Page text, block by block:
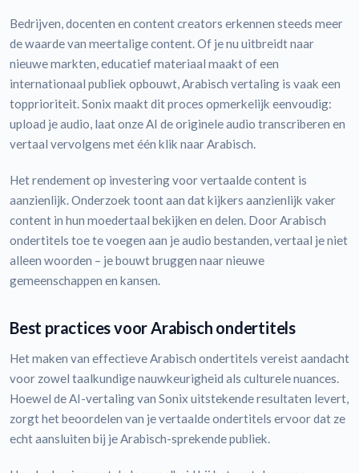
Bedrijven, docenten en content creators erkennen steeds meer
de waarde van meertalige content. Of je nu uitbreidt naar
nieuwe markten, educatief materiaal maakt of een
internationaal publiek opbouwt, Arabisch vertaling is vaak een
topprioriteit. Sonix maakt dit proces opmerkelijk eenvoudig:
upload je audio, laat onze AI de originele audio transcriberen en
vertaal vervolgens met één klik naar Arabisch.
Het rendement op investering voor vertaalde content is
aanzienlijk. Onderzoek toont aan dat kijkers aanzienlijk vaker
content in hun moedertaal bekijken en delen. Door Arabisch
ondertitels toe te voegen aan je audio bestanden, vertaal je niet
alleen woorden – je bouwt bruggen naar nieuwe
gemeenschappen en kansen.
Best practices voor Arabisch ondertitels
Het maken van effectieve Arabisch ondertitels vereist aandacht
voor zowel taalkundige nauwkeurigheid als culturele nuances.
Hoewel de AI-vertaling van Sonix uitstekende resultaten levert,
zorgt het beoordelen van je vertaalde ondertitels ervoor dat ze
echt aansluiten bij je Arabisch-sprekende publiek.